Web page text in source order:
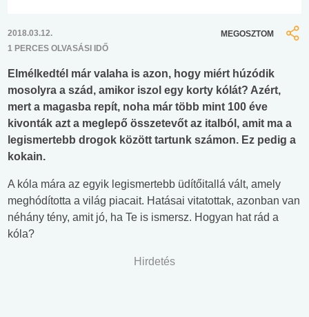
2018.03.12.
1 PERCES OLVASÁSI IDŐ
MEGOSZTOM
Elmélkedtél már valaha is azon, hogy miért húzódik
mosolyra a szád, amikor iszol egy korty kólát? Azért,
mert a magasba repít, noha már több mint 100 éve
kivonták azt a meglepő összetevőt az italból, amit ma a
legismertebb drogok között tartunk számon. Ez pedig a
kokain.
A kóla mára az egyik legismertebb üdítőitallá vált, amely
meghódította a világ piacait. Hatásai vitatottak, azonban van
néhány tény, amit jó, ha Te is ismersz. Hogyan hat rád a
kóla?
Hirdetés